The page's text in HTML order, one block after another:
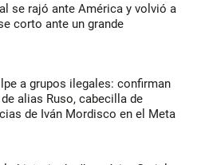
se rajó ante América y volvió a
corto ante un grande
a grupos ilegales: confirman
alias Ruso, cabecilla de
de Iván Mordisco en el Meta